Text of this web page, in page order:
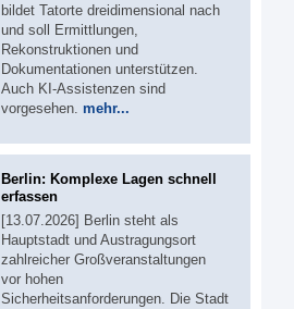
bildet Tatorte dreidimensional nach
und soll Ermittlungen,
Rekonstruktionen und
Dokumentationen unterstützen.
Auch KI-Assistenzen sind
vorgesehen. mehr...
Berlin: Komplexe Lagen schnell
erfassen
[13.07.2026] Berlin steht als
Hauptstadt und Austragungsort
zahlreicher Großveranstaltungen
vor hohen
Sicherheitsanforderungen. Die Stadt